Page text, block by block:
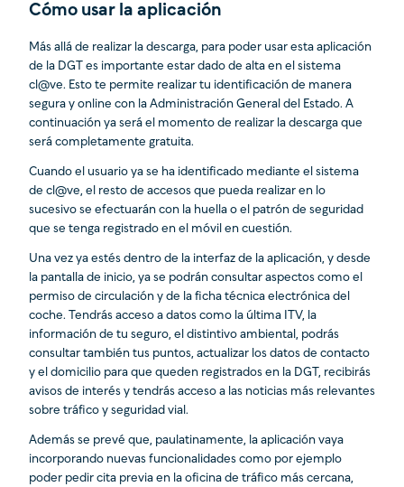
Cómo usar la aplicación
Más allá de realizar la descarga, para poder usar esta aplicación
de la DGT es importante estar dado de alta en el sistema
cl@ve. Esto te permite realizar tu identificación de manera
segura y online con la Administración General del Estado. A
continuación ya será el momento de realizar la descarga que
será completamente gratuita.
Cuando el usuario ya se ha identificado mediante el sistema
de cl@ve, el resto de accesos que pueda realizar en lo
sucesivo se efectuarán con la huella o el patrón de seguridad
que se tenga registrado en el móvil en cuestión.
Una vez ya estés dentro de la interfaz de la aplicación, y desde
la pantalla de inicio, ya se podrán consultar aspectos como el
permiso de circulación y de la ficha técnica electrónica del
coche. Tendrás acceso a datos como la última ITV, la
información de tu seguro, el distintivo ambiental, podrás
consultar también tus puntos, actualizar los datos de contacto
y el domicilio para que queden registrados en la DGT, recibirás
avisos de interés y tendrás acceso a las noticias más relevantes
sobre tráfico y seguridad vial.
Además se prevé que, paulatinamente, la aplicación vaya
incorporando nuevas funcionalidades como por ejemplo
poder pedir cita previa en la oficina de tráfico más cercana,